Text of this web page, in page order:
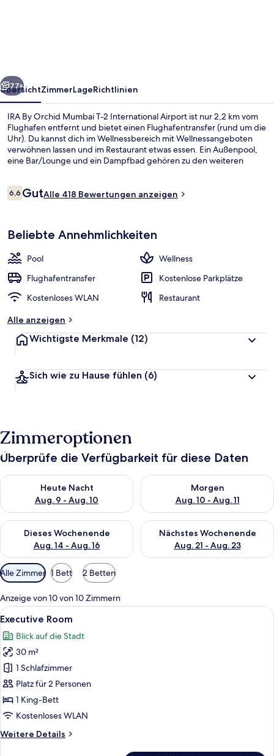
International
Airport
Weiter
77+
ÜbersichtZimmerLageRichtlinien
IRA By Orchid Mumbai T-2 International Airport ist nur 2,2 km vom
Flughafen entfernt und bietet einen Flughafentransfer (rund um die
Uhr). Du kannst dich im Wellnessbereich mit Wellnessangeboten
verwöhnen lassen und im Restaurant etwas essen. Ein Außenpool,
eine Bar/Lounge und ein Dampfbad gehören zu den weiteren
Verkehrsmitteln entfernt: Zur U-Bahn läuft man 5 Minuten (U-Bahn-
Bewertungen
6,66,6 von 10.
GutAlle 418 Bewertungen anzeigen
Beliebte Annehmlichkeiten
Pool
Wellness
Flughafentransfer
Kostenlose Parkplätze
Kostenloses WLAN
Restaurant
Alle anzeigen
Wichtigste Merkmale (12)
Sich wie zu Hause fühlen (6)
Zimmeroptionen
Überprüfe die Verfügbarkeit für diese Daten
Heute Nacht
Aug. 9 - Aug. 10
Überprüfe die Verfügbarkeit für heute Nacht, Aug. 9 - Aug.
Morgen
Aug. 10 - Aug. 11
Überprüfe die Verfügbarkeit
Dieses Wochenende
Aug. 14 - Aug. 16
Überprüfe die Verfügbarkeit für dieses Wochenende, Aug. 14
Nächstes Wochenende
Aug. 21 - Aug. 23
Überprüfe die Verfügbarkeit
Verfügbare
Filter
für
Zimmer
Alle Zimmer 1 Bett 2 Betten
Anzeige von 10 von 10 Zimmern
Alle
Fotos
für
Executive
Room
anzeigen
Ein Hotelzimmer mit einem großen
9
Executive Room
Blick auf die Stadt
30 m²
1 Schlafzimmer
Platz für 2 Personen
1 King-Bett
Kostenloses WLAN
Weitere Details
Weitere